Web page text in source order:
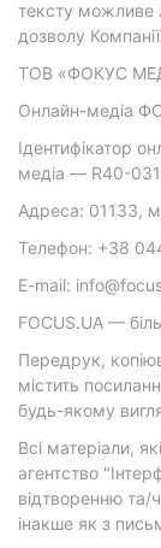
тексту можливе
дозволу
ТОВ «ФОКУС
Онлайн-медіа
Ідентифікатор
медіа — R40-
Адреса: 01133,
Телефон: +38
E-mail:
FOCUS.UA —
Передрук,
містить
будь-якому
Всі матеріали,
агентство
відтворенню
інакше як з